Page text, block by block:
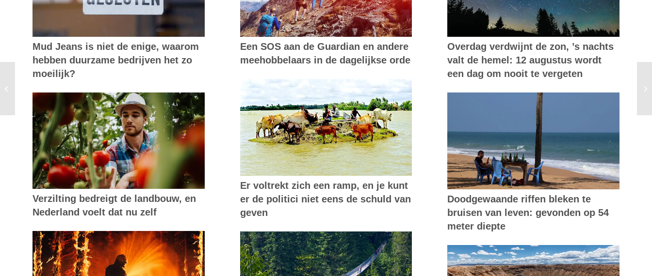
Mud Jeans is niet de enige, waarom
hebben duurzame bedrijven het zo
moeilijk?
Verzilting bedreigt de landbouw, en
Nederland voelt dat nu zelf
Een SOS aan de Guardian en andere
meehobbelaars in de dagelijkse orde
Er voltrekt zich een ramp, en je kunt
er de politici niet eens de schuld van
geven
Overdag verdwijnt de zon, ’s nachts
valt de hemel: 12 augustus wordt
een dag om nooit te vergeten
Doodgewaande riffen bleken te
bruisen van leven: gevonden op 54
meter diepte
2022 van laagcalorisch gas af